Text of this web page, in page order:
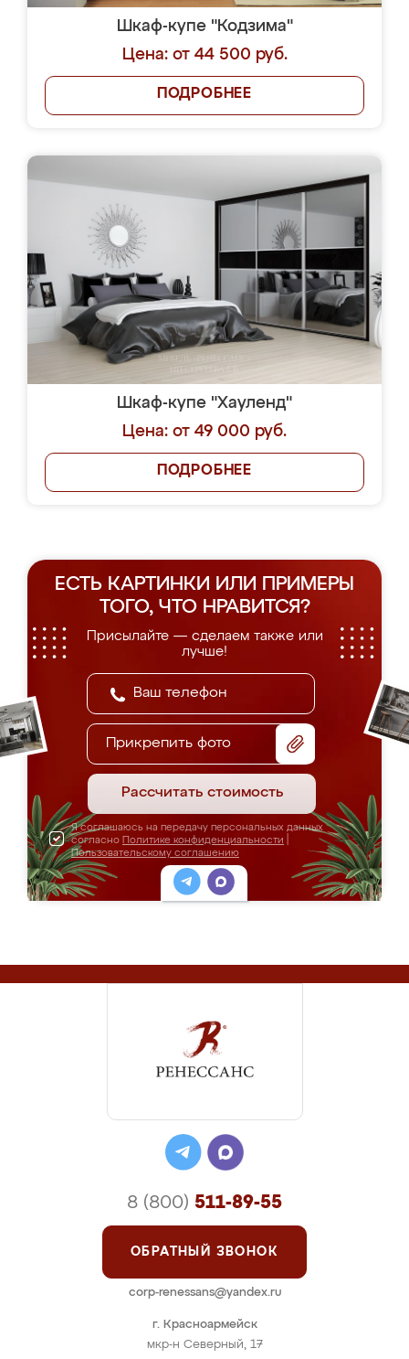
Шкаф-купе "Кодзима"
Цена: от 44 500 руб.
ПОДРОБНЕЕ
Шкаф-купе "Хауленд"
Цена: от 49 000 руб.
ПОДРОБНЕЕ
ЕСТЬ КАРТИНКИ ИЛИ ПРИМЕРЫ
ТОГО, ЧТО НРАВИТСЯ?
Присылайте — сделаем также или
лучше!
Прикрепить фото
Рассчитать стоимость
Я соглашаюсь на передачу персональных данных
согласно Политике конфиденциальности
Пользовательскому соглашению
г. Красноармейск
мкр-н Северный, 17
8 (800) 511-89-55
ОБРАТНЫЙ ЗВОНОК
corp-renessans@yandex.ru